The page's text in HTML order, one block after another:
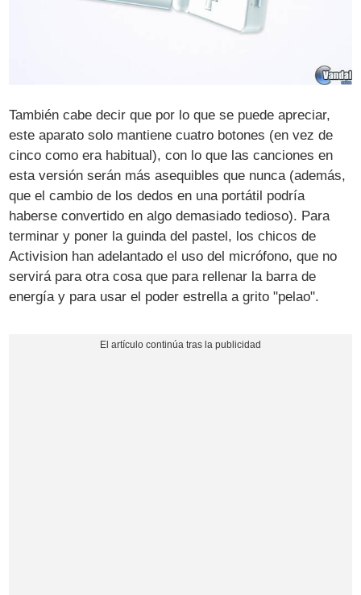
También cabe decir que por lo que se puede apreciar,
este aparato solo mantiene cuatro botones (en vez de
cinco como era habitual), con lo que las canciones en
esta versión serán más asequibles que nunca (además,
que el cambio de los dedos en una portátil podría
haberse convertido en algo demasiado tedioso). Para
terminar y poner la guinda del pastel, los chicos de
Activision han adelantado el uso del micrófono, que no
servirá para otra cosa que para rellenar la barra de
energía y para usar el poder estrella a grito "pelao".